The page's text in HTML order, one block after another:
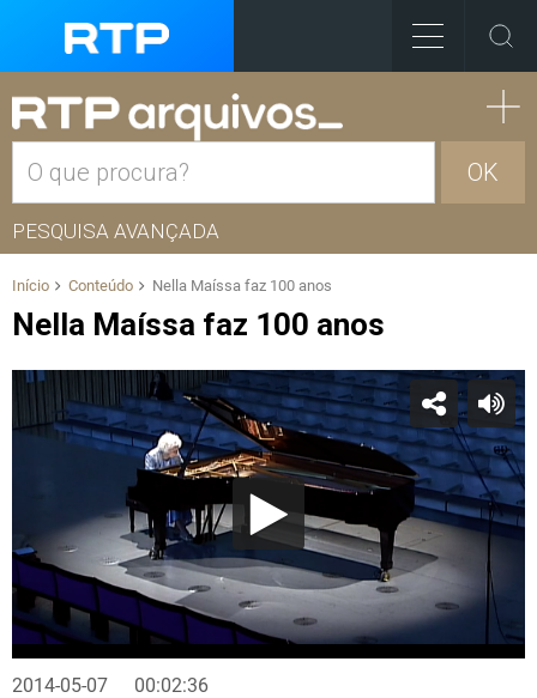
OK
PESQUISA AVANÇADA
Início Conteúdo Nella Maíssa faz 100 anos
Nella Maíssa faz 100 anos
2014-05-07 00:02:36